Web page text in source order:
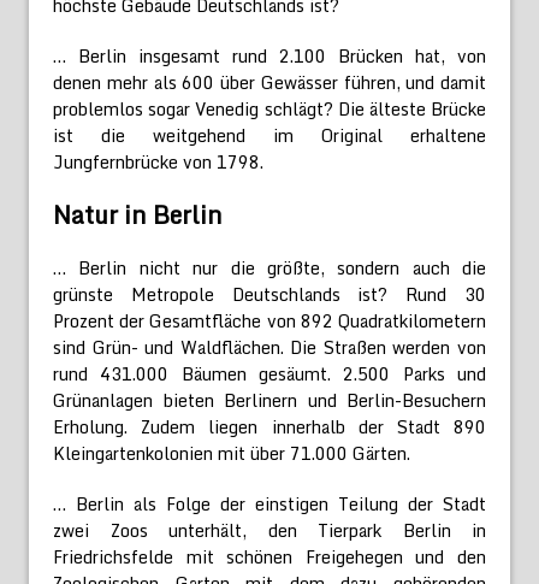
höchste Gebäude Deutschlands ist?
… Berlin insgesamt rund 2.100 Brücken hat, von
denen mehr als 600 über Gewässer führen, und damit
problemlos sogar Venedig schlägt? Die älteste Brücke
ist die weitgehend im Original erhaltene
Jungfernbrücke von 1798.
Natur in Berlin
… Berlin nicht nur die größte, sondern auch die
grünste Metropole Deutschlands ist? Rund 30
Prozent der Gesamtfläche von 892 Quadratkilometern
sind Grün- und Waldflächen. Die Straßen werden von
rund 431.000 Bäumen gesäumt. 2.500 Parks und
Grünanlagen bieten Berlinern und Berlin-Besuchern
Erholung. Zudem liegen innerhalb der Stadt 890
Kleingartenkolonien mit über 71.000 Gärten.
… Berlin als Folge der einstigen Teilung der Stadt
zwei Zoos unterhält, den Tierpark Berlin in
Friedrichsfelde mit schönen Freigehegen und den